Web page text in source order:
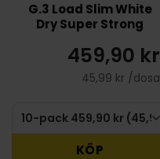
G.3 Load Slim White
Dry Super Strong
459,90 kr
45,99 kr /dosa
KÖP